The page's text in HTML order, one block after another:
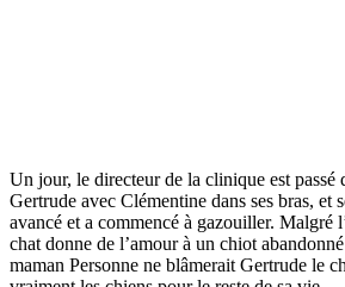
Un jour, le directeur de la clinique est passé
Gertrude avec Clémentine dans ses bras, et
avancé et a commencé à gazouiller. Malgré
chat donne de l’amour à un chiot
maman Personne ne blâmerait Gertrude le